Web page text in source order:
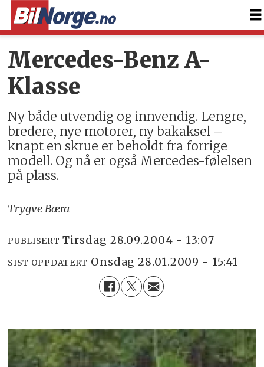
Mercedes-Benz A-
Klasse
Ny både utvendig og innvendig. Lengre,
bredere, nye motorer, ny bakaksel –
knapt en skrue er beholdt fra forrige
modell. Og nå er også Mercedes-følelsen
på plass.
Trygve Bæra
PUBLISERT tirsdag 28.09.2004 - 13:07
SIST OPPDATERT onsdag 28.01.2009 - 15:41